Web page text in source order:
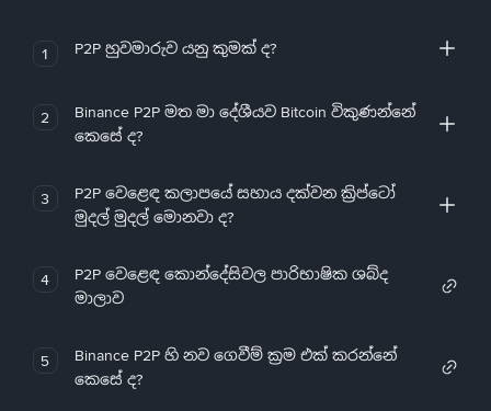
1 P2P හුවමාරුව යනු කුමක් ද?
2
Binance P2P මත මා දේශීයව Bitcoin විකුණන්නේ
කෙසේ ද?
3
P2P වෙළෙඳ කලාපයේ සහාය දක්වන ක්‍රිප්ටෝ
මුදල් මුදල් මොනවා ද?
4
P2P වෙළෙඳ කොන්දේසිවල පාරිභාෂික ශබ්ද
මාලාව
5
Binance P2P හි නව ගෙවීම් ක්‍රම එක් කරන්නේ
කෙසේ ද?